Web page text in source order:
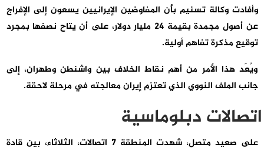
وأفادت وكالة تسنيم بأن المفاوضين الإيرانيين يسعون إلى الإفراج
عن أصول مجمدة بقيمة 24 مليار دولار، على أن يتاح نصفها بمجرد
توقيع مذكرة تفاهم أولية.
ويُعَد هذا الأمر من أهم نقاط الخلاف بين واشنطن وطهران، إلى
جانب الملف النووي الذي تعتزم إيران معالجته في مرحلة لاحقة.
اتصالات دبلوماسية
على صعيد متصل، شهدت المنطقة 7 اتصالات، الثلاثاء، بين قادة